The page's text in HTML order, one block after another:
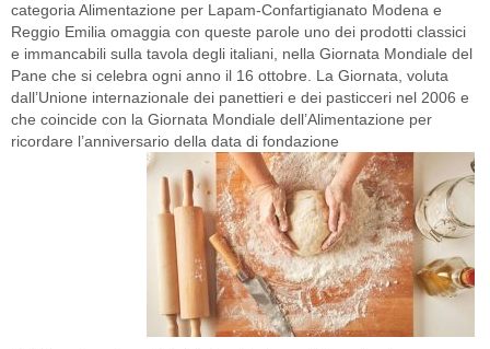
categoria Alimentazione per Lapam-Confartigianato Modena e
Reggio Emilia omaggia con queste parole uno dei prodotti classici
e immancabili sulla tavola degli italiani, nella Giornata Mondiale del
Pane che si celebra ogni anno il 16 ottobre. La Giornata, voluta
dall’Unione internazionale dei panettieri e dei pasticceri nel 2006 e
che coincide con la Giornata Mondiale dell’Alimentazione per
ricordare l’anniversario della data di fondazione